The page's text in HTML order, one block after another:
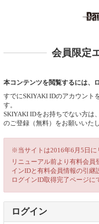
会員限定
本コンテンツを閲覧するには、
すでにSKIYAKI IDのアカウント
す。
SKIYAKI IDをお持ちでない方は
のご登録（無料）をお願いいたし
※当サイトは2016年6月5日に
リニューアル前より有料会
インIDと有料会員情報の引継
ログインID取得完了ページに
ログイン